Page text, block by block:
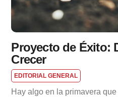
Proyecto de Éxito:
Crecer
EDITORIAL GENERAL
Hay algo en la primavera